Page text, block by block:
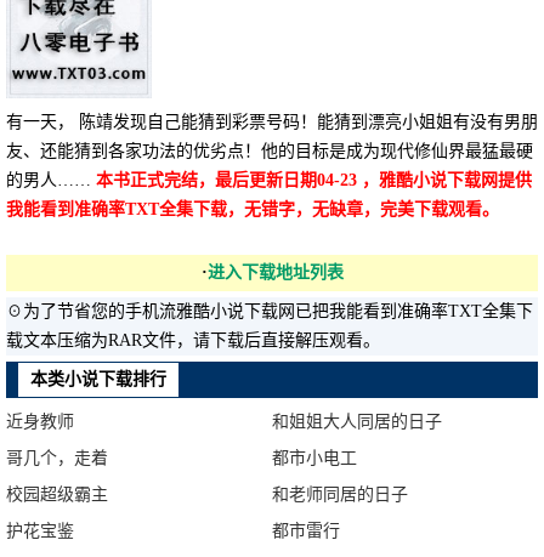
有一天， 陈靖发现自己能猜到彩票号码！能猜到漂亮小姐姐有没有男朋
友、还能猜到各家功法的优劣点！他的目标是成为现代修仙界最猛最硬
的男人…… 本书正式完结，最后更新日期04-23 ，雅酷小说下载网提供
我能看到准确率TXT全集下载，无错字，无缺章，完美下载观看。
·进入下载地址列表
☉为了节省您的手机流雅酷小说下载网已把我能看到准确率TXT全集下
载文本压缩为RAR文件，请下载后直接解压观看。
本类小说下载排行
近身教师
和姐姐大人同居的日子
哥几个，走着
都市小电工
校园超级霸主
和老师同居的日子
护花宝鉴
都市雷行